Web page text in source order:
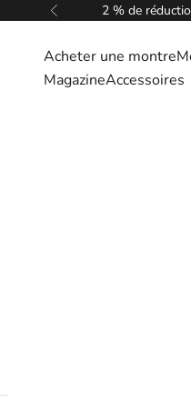
Précédent2 % de
Acheter une montre
MagazineAccessoires